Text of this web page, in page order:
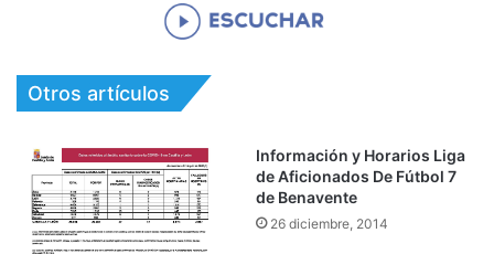
Otros artículos
Información y Horarios Liga
de Aficionados De Fútbol 7
de Benavente
26 diciembre, 2014